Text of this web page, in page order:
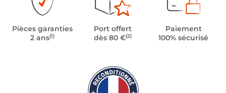
Pièces garanties
2 ans(1)
Port offert
dès 80 €(2)
Paiement
100% sécurisé